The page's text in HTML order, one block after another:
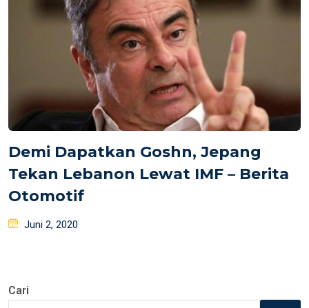
Demi Dapatkan Goshn, Jepang
Tekan Lebanon Lewat IMF – Berita
Otomotif
Posted
Juni 2, 2020
Cari